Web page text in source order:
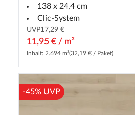
138 x 24,4 cm
Clic-System
UVP17,29 €
11,95 € / m²
Inhalt: 2.694 m²(32,19 € / Paket)
-45% UVP